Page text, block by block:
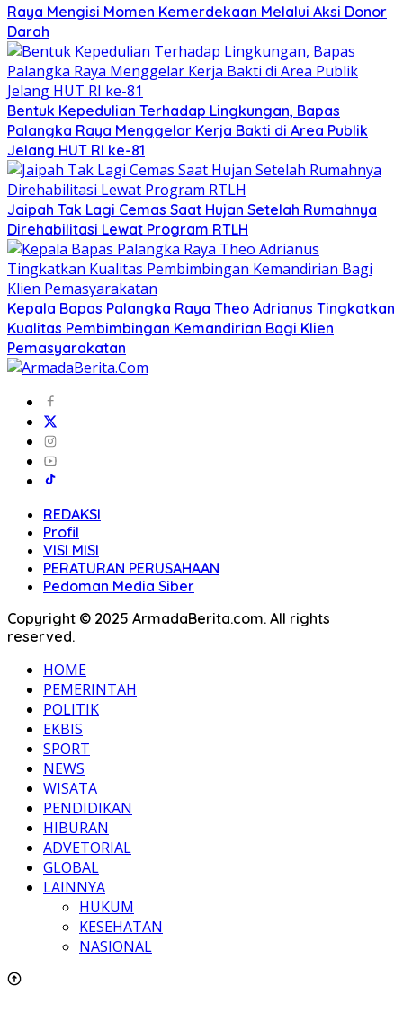
Raya Mengisi Momen Kemerdekaan Melalui Aksi Donor
Darah
Bentuk Kepedulian Terhadap Lingkungan, Bapas
Palangka Raya Menggelar Kerja Bakti di Area Publik
Jelang HUT RI ke-81
Jaipah Tak Lagi Cemas Saat Hujan Setelah Rumahnya
Direhabilitasi Lewat Program RTLH
Kepala Bapas Palangka Raya Theo Adrianus Tingkatkan
Kualitas Pembimbingan Kemandirian Bagi Klien
Pemasyarakatan
REDAKSI
Profil
VISI MISI
PERATURAN PERUSAHAAN
Pedoman Media Siber
Copyright © 2025 ArmadaBerita.com. All rights
reserved.
HOME
PEMERINTAH
POLITIK
EKBIS
SPORT
NEWS
WISATA
PENDIDIKAN
HIBURAN
ADVETORIAL
GLOBAL
LAINNYA
HUKUM
KESEHATAN
NASIONAL